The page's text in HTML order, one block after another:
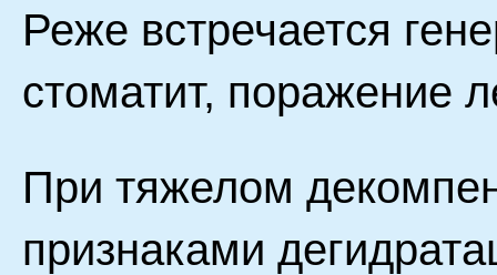
Реже встречается
стоматит, поражение
При тяжелом
признаками